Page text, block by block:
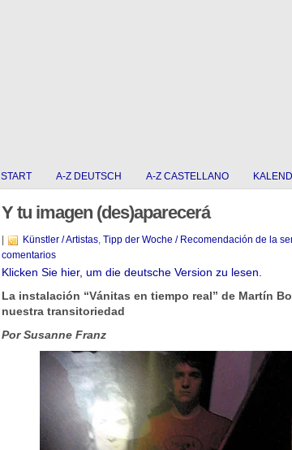
START A-Z DEUTSCH A-Z CASTELLANO
Y tu imagen (des)aparecerá
Künstler / Artistas, Tipp der Woche / Recomendación de la
comentarios
Klicken Sie hier, um die deutsche Version zu lesen.
La instalación “Vánitas en tiempo real” de Martín
nuestra transitoriedad
Por Susanne Franz